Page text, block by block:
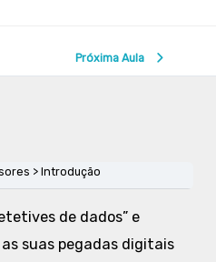
Próxima Aula
Introdução
de dados” e
suas pegadas digitais